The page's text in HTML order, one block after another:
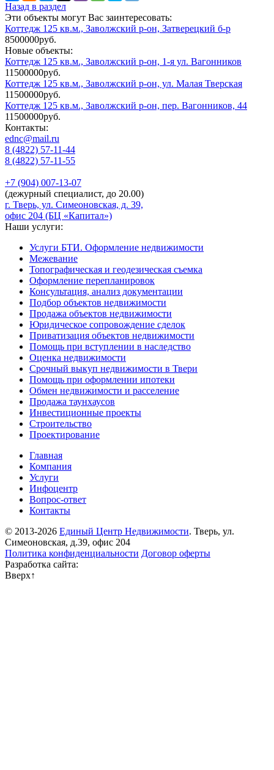
Назад в раздел
Эти объекты могут Вас заинтересовать:
Коттедж 125 кв.м., Заволжский р-он, Затверецкий б-р
8500000руб.
Новые объекты:
Коттедж 125 кв.м., Заволжский р-он, 1-я ул. Вагонников
11500000руб.
Коттедж 125 кв.м., Заволжский р-он, ул. Малая Тверская
11500000руб.
Коттедж 125 кв.м., Заволжский р-он, пер. Вагонников, 44
11500000руб.
Контакты:
ednc@mail.ru
8 (4822) 57-11-44
8 (4822) 57-11-55
+7 (904) 007-13-07
(дежурный специалист, до 20.00)
г. Тверь, ул. Симеоновская, д. 39,
офис 204 (БЦ «Капитал»)
Наши услуги:
Услуги БТИ. Оформление недвижимости
Межевание
Топографическая и геодезическая съемка
Оформление перепланировок
Консультация, анализ документации
Подбор объектов недвижимости
Продажа объектов недвижимости
Юридическое сопровождение сделок
Приватизация объектов недвижимости
Помощь при вступлении в наследство
Оценка недвижимости
Срочный выкуп недвижимости в Твери
Помощь при оформлении ипотеки
Обмен недвижимости и расселение
Продажа таунхаусов
Инвестиционные проекты
Строительство
Проектирование
Главная
Компания
Услуги
Инфоцентр
Вопрос-ответ
Контакты
© 2013-2026 Единый Центр Недвижимости. Тверь, ул.
Симеоновская, д.39, офис 204
Политика конфиденциальности Договор оферты
Разработка сайта:
Вверх↑